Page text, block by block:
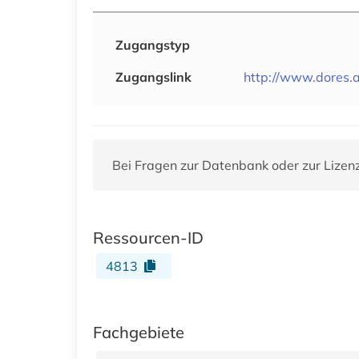
Zugangstyp
Zugangslink
http://
Bei Fragen zur Datenbank oder zur
Ressourcen-ID
4813
Fachgebiete